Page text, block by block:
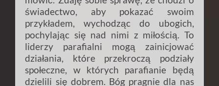
świadectwo, aby pokazać swoim
przykładem, wychodząc do ubogich,
pochylając się nad nimi z miłością. To
liderzy parafialni mogą zainicjować
działania, które przekroczą podziały
społeczne, w których parafianie będą
dzielili się dobrem. Bóg pragnie dla nas